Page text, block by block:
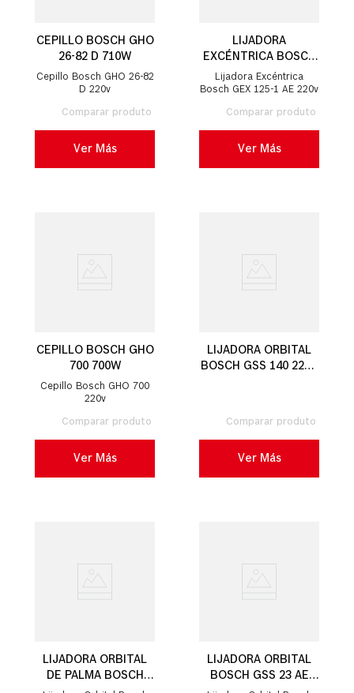
CEPILLO BOSCH GHO
26-82 D 710W
Cepillo Bosch GHO 26-82
D 220v
Ver Más
LIJADORA
EXCÉNTRICA BOSCH
GEX 125-1 AE 250W
Lijadora Excéntrica
Bosch GEX 125-1 AE 220v
Ver Más
CEPILLO BOSCH GHO
700 700W
Cepillo Bosch GHO 700
220v
Ver Más
LIJADORA ORBITAL
BOSCH GSS 140 220V
Ver Más
LIJADORA ORBITAL
DE PALMA BOSCH
LIJADORA ORBITAL
BOSCH GSS 23 AE